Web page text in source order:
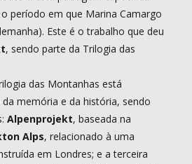
período em que Marina Camargo
Este é o trabalho que deu
, sendo parte da Trilogia das
das Montanhas está
memória e da história, sendo
Alpenprojekt, baseada na
Alps, relacionado à uma
em Londres; e a terceira